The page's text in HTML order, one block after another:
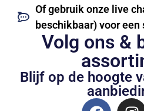
Of gebruik onze live
beschikbaar) voor een
Volg ons &
Blijf op de hoogte